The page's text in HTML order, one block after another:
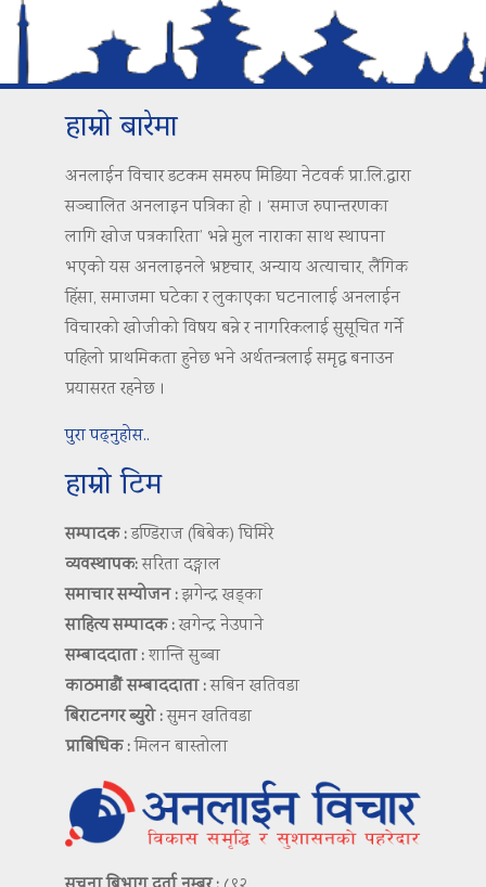
हाम्रो बारेमा
अनलाईन विचार डटकम समरुप मिडिया नेटवर्क प्रा.लि.द्वारा
सञ्चालित अनलाइन पत्रिका हो । ‘समाज रुपान्तरणका
लागि खोज पत्रकारिता’ भन्ने मुल नाराका साथ स्थापना
भएको यस अनलाइनले भ्रष्टचार, अन्याय अत्याचार, लैंगिक
हिंसा, समाजमा घटेका र लुकाएका घटनालाई अनलाईन
विचारको खोजीको विषय बन्ने र नागरिकलाई सुसूचित गर्ने
पहिलो प्राथमिकता हुनेछ भने अर्थतन्त्रलाई समृद्ध बनाउन
प्रयासरत रहनेछ ।
पुरा पढ्नुहोस..
हाम्रो टिम
सम्पादक :डण्डिराज (बिबेक) घिमिरे
व्यवस्थापक:सरिता दङ्गाल
समाचार सम्योजन :झगेन्द्र खड्का
साहित्य सम्पादक :खगेन्द्र नेउपाने
सम्बाददाता :शान्ति सुब्बा
काठमाडौं सम्बाददाता :सबिन खतिवडा
बिराटनगर ब्युरो :सुमन खतिवडा
प्राबिधिक :मिलन बास्तोला